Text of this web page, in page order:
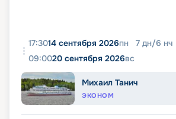
17:3014 сентября 2026пн 7 дн/6 нч
09:0020 сентября 2026вс
Михаил Танич
ЭКОНОМ